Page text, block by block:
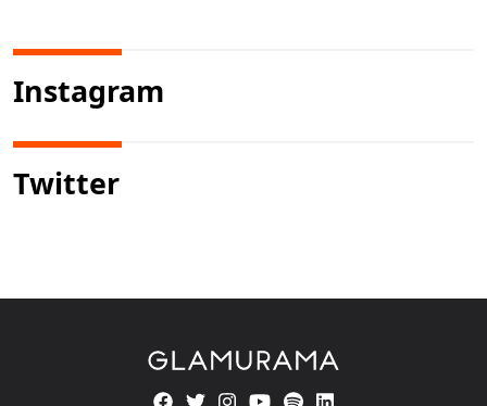
Instagram
Twitter